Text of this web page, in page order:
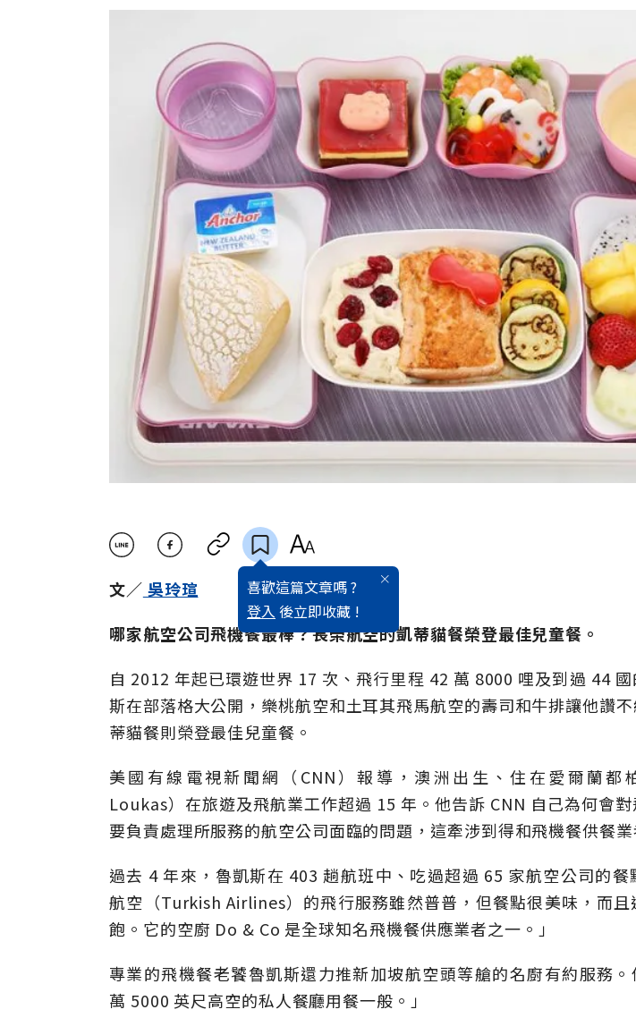
喜歡這篇文章嗎 ?
登入 後立即收藏 !
文／ 吳玲瑄
哪家航空公司飛機餐最棒？長榮航空的凱蒂貓餐榮登最佳兒童餐。
自 2012 年起已環遊世界 17 次、飛行里程 42 萬 8000 哩及到過 44
斯在部落格大公開，樂桃航空和土耳其飛馬航空的壽司和牛排讓他讚
蒂貓餐則榮登最佳兒童餐。
美國有線電視新聞網（CNN）報導，澳洲出生、住在愛爾蘭都
Loukas）在旅遊及飛航業工作超過 15 年。他告訴 CNN 自己為何會
要負責處理所服務的航空公司面臨的問題，這牽涉到得和飛機餐供餐業
過去 4 年來，魯凱斯在 403 趟航班中、吃過超過 65 家航空公司的餐
航空（Turkish Airlines）的飛行服務雖然普普，但餐點很美味，而且
飽。它的空廚 Do & Co 是全球知名飛機餐供應業者之一。」
專業的飛機餐老饕魯凱斯還力推新加坡航空頭等艙的名廚有約服務
萬 5000 英尺高空的私人餐廳用餐一般。」